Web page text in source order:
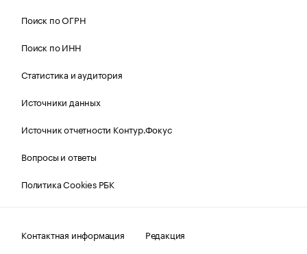
Поиск по ОГРН
Поиск по ИНН
Статистика и аудитория
Источники данных
Источник отчетности Контур.Фокус
Вопросы и ответы
Политика Cookies РБК
Контактная информация
Редакция